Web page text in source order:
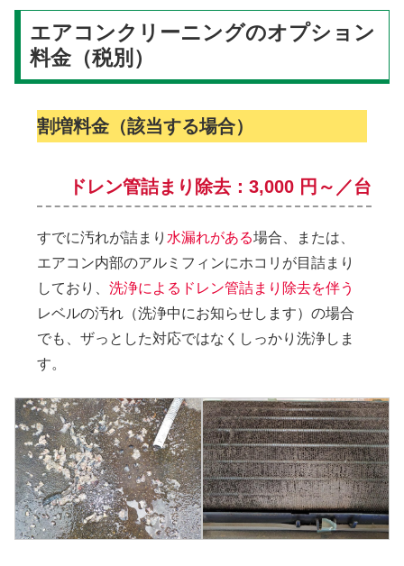
エアコンクリーニングのオプション
料金（税別）
割増料金（該当する場合）
ドレン管詰まり除去：3,000 円～／台
すでに汚れが詰まり 水漏れがある場合、または、
エアコン内部のアルミフィンにホコリが目詰まり
しており、 洗浄によるドレン管詰まり除去を伴う
レベルの汚れ（洗浄中にお知らせします）の場合
でも、ザっとした対応ではなくしっかり洗浄しま
す。